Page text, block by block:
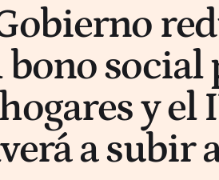
bono social
y el
a subir